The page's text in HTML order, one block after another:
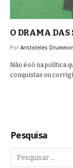
O DRAMA DAS
Por Aristoteles
Não é só na política
conquistas ou
Pesquisa